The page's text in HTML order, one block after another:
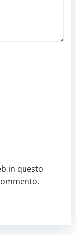
in questo